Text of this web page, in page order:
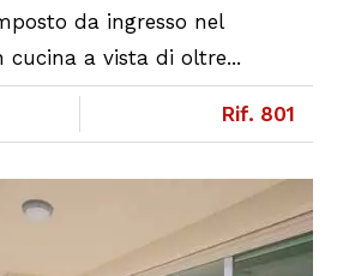
da ingresso nel
cucina a vista di oltre...
Rif. 801